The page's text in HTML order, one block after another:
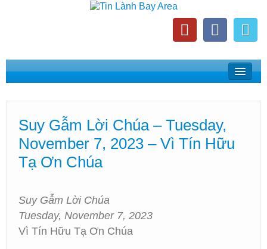
Home
Phát Thanh Tin Lành Bay Area
Các Hội Thánh Bắc California
Suy Gẫm Lời Chúa – Tuesday,
November 7, 2023 – Vì Tín Hữu
Tạ Ơn Chúa
Suy Gẫm Lời Chúa
Tuesday, November 7, 2023
Vì Tín Hữu Tạ Ơn Chúa